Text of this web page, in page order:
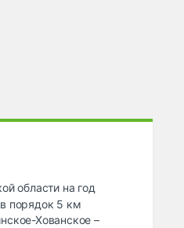
области на год
порядок 5 км
Хованское –